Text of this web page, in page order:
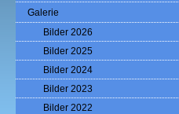
Galerie
Bilder 2026
Bilder 2025
Bilder 2024
Bilder 2023
Bilder 2022